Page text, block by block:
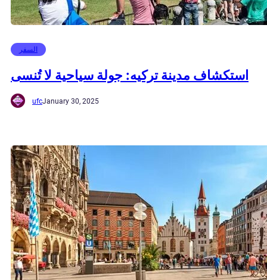
السفر
استكشاف مدينة تركيه: جولة سياحية لا تُنسى
ufcJanuary 30, 2025